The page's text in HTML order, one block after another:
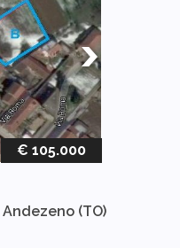
€ 105.000
Andezeno (TO)